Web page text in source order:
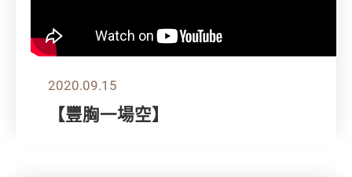
2020.09.15
【豐胸一場空】